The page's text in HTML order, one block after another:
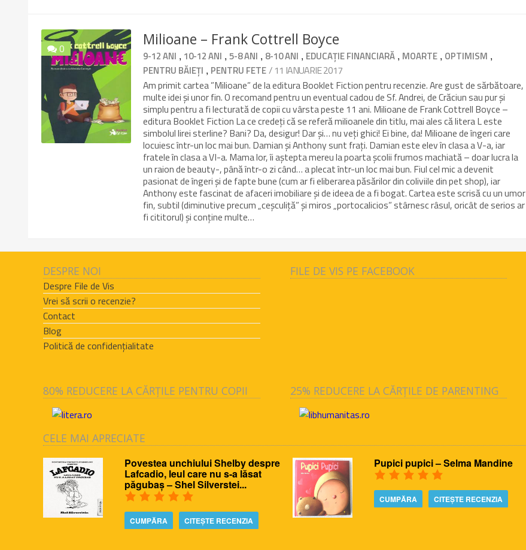
0 Milioane – Frank Cottrell Boyce
9-12 ANI , 10-12 ANI ,5-8 ANI , 8-10 ANI , EDUCAȚIE FINANCIARĂ , MOARTE , OPTIMISM ,
PENTRU BĂIEȚI , PENTRU FETE/ 11 IANUARIE 2017
Am primit cartea ”Milioane” de la editura Booklet Fiction pentru recenzie. Are gust de sărbătoare,
multe idei și unor fin. O recomand pentru un eventual cadou de Sf. Andrei, de Crăciun sau pur și
simplu pentru a fi lecturată de copii cu vârsta peste 11 ani. Milioane de Frank Cottrell Boyce –
editura Booklet Fiction La ce credeți că se referă milioanele din titlu, mai ales că litera L este
simbolul lirei sterline? Bani? Da, desigur! Dar și… nu veți ghici! Ei bine, da! Milioane de îngeri care
locuiesc într-un loc mai bun. Damian și Anthony sunt frați. Damian este elev în clasa a V-a, iar
fratele în clasa a VI-a. Mama lor, îi aștepta mereu la poarta școlii frumos machiată – doar lucra la
un raion de beauty-, până într-o zi când… a plecat într-un loc mai bun. Fiul cel mic a devenit
pasionat de îngeri și de fapte bune (cum ar fi eliberarea păsărilor din coliviile din pet shop), iar
Anthony este fascinat de afaceri imobiliare și de ideea de a fi bogat. Cartea este scrisă cu un umor
fin, subtil (diminutive precum „ceșculiță” și miros „portocalicios” stârnesc râsul, oricât de serios ar
fi cititorul) și conține multe…
DESPRE NOI
Despre File de Vis
Vrei să scrii o recenzie?
Contact
Blog
Politică de confidențialitate
FILE DE VIS PE FACEBOOK
80% REDUCERE LA CĂRȚILE PENTRU COPII 25% REDUCERE LA CĂRȚILE DE PARENTING
CELE MAI APRECIATE
Povestea unchiului Shelby despre
Lafcadio, leul care nu s-a lăsat
păgubaș – Shel Silverstei...
CUMPĂRA CITEȘTE RECENZIA
Pupici pupici – Selma Mandine
CUMPĂRA CITEȘTE RECENZIA